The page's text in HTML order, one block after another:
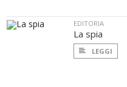
EDITORIA
La spia
LEGGI